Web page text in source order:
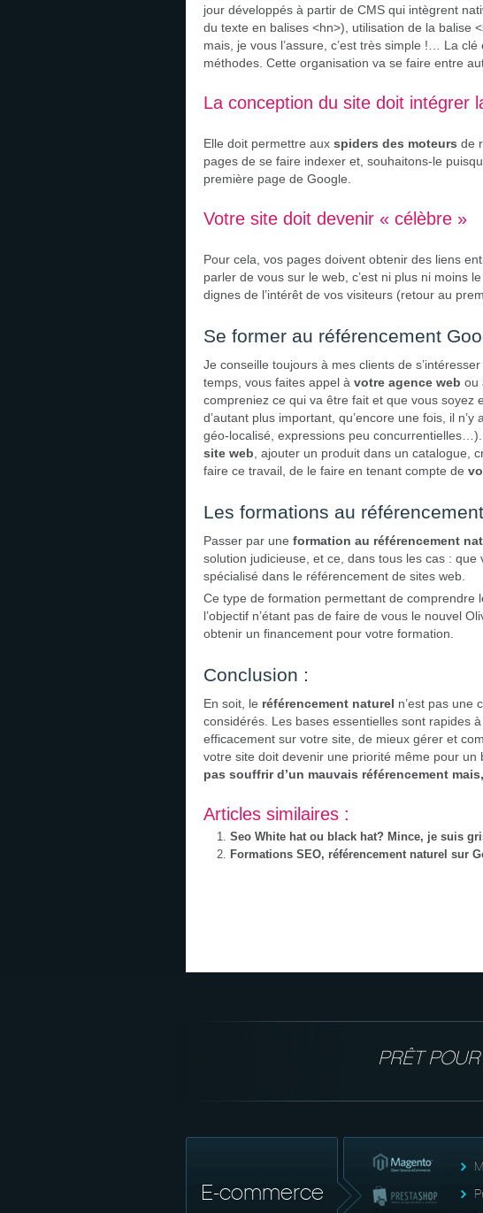
jour développés à partir de CMS qui intègrent
du texte en balises <hn>), utilisation de la balise
mais, je vous l’assure, c’est très simple !… La
méthodes. Cette organisation va se faire entre
La conception du site doit intégrer
Elle doit permettre aux spiders des moteurs de
pages de se faire indexer et, souhaitons-le
première page de Google.
Votre site doit devenir « célèbre »
Pour cela, vos pages doivent obtenir des liens
parler de vous sur le web, c’est ni plus ni moins
dignes de l’intérêt de vos visiteurs (retour au
Se former au référencement
Je conseille toujours à mes clients de
temps, vous faites appel à votre agence web ou
compreniez ce qui va être fait et que vous soyez
d’autant plus important, qu’encore une fois, il
géo-localisé, expressions peu
site web , ajouter un produit dans un catalogue,
faire ce travail, de le faire en tenant compte de
Les formations au
Passer par une formation au référencement
solution judicieuse, et ce, dans tous les cas :
spécialisé dans le référencement de sites web.
Ce type de formation permettant de comprendre
l’objectif n’étant pas de faire de vous le nouvel
obtenir un financement pour votre formation.
Conclusion :
En soit, le référencement naturel n’est pas une
considérés. Les bases essentielles sont rapides
efficacement sur votre site, de mieux gérer et
votre site doit devenir une priorité même pour
pas souffrir d’un mauvais référencement
Articles similaires :
Seo White hat ou black hat? Mince, je suis
Formations SEO, référencement naturel sur
PRÊT
E-commerce